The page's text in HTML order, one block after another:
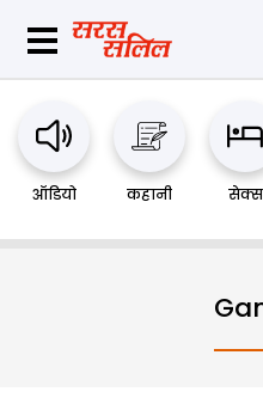
ऑडियो कहानी सेक्स